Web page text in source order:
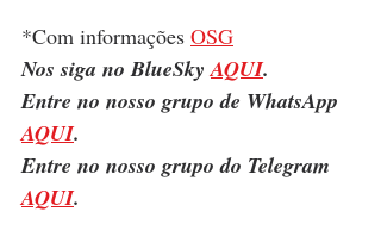
*Com informações OSG
Nos siga no BlueSky AQUI.
Entre no nosso grupo de WhatsApp
AQUI.
Entre no nosso grupo do Telegram
AQUI.